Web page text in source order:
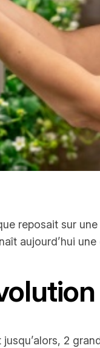
reposait sur
aujourd’hui
2